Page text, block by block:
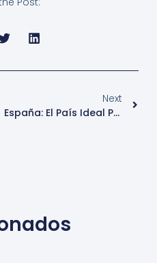
Next
España: El País Ideal Para Emprender Tu Próxima Gran Idea